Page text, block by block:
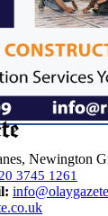
Newington
3745 1261